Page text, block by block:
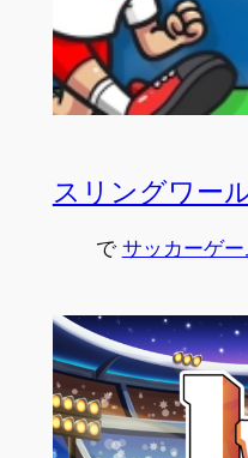
スリングワー
で サッカーゲー